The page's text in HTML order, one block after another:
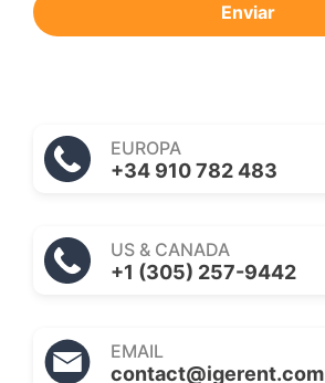
Enviar
EUROPA
+34 910 782 483
US & CANADA
+1 (305) 257-9442
EMAIL
contact@igerent.com